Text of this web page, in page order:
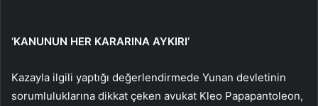
‘KANUNUN HER KARARINA AYKIRI’
Kazayla ilgili yaptığı değerlendirmede Yunan devletinin
sorumluluklarına dikkat çeken avukat Kleo Papapantoleon,